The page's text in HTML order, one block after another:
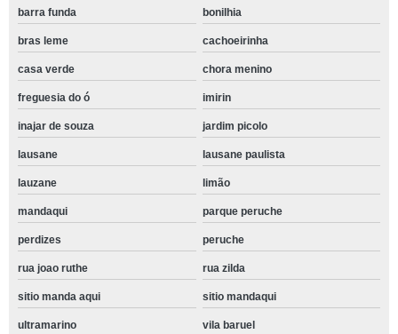
barra funda bonilhia
bras leme cachoeirinha
casa verde chora menino
freguesia do ó imirin
inajar de souza jardim picolo
lausane lausane paulista
lauzane limão
mandaqui parque peruche
perdizes peruche
rua joao ruthe rua zilda
sitio manda aqui sitio mandaqui
ultramarino vila baruel